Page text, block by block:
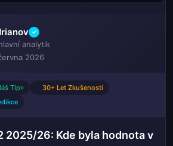
✓
analytik
2026
Tip»
30+ Let Zkušeností
2025/26: Kde byla hodnota v